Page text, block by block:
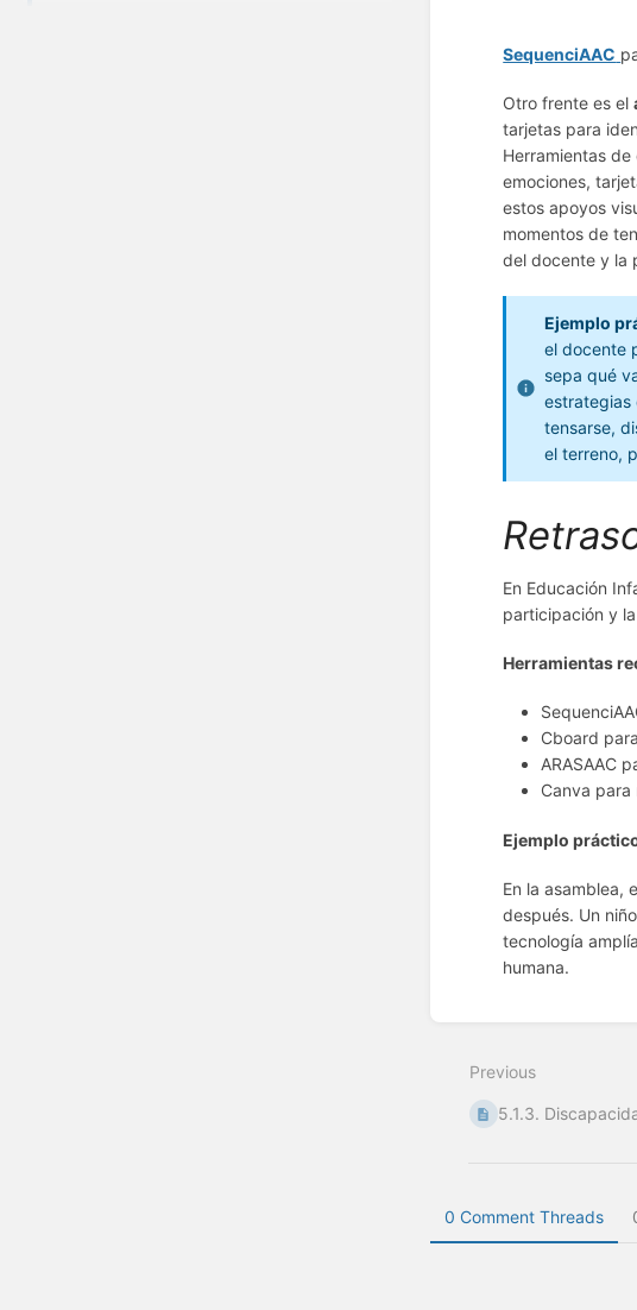
SequenciAAC
Otro frente es el
tarjetas para
Herramientas
emociones,
estos apoyos
momentos de
del docente y la
Ejemplo
el docente
sepa qué
estrategias
tensarse,
el terreno,
En Educación
participación y
Herramientas
Cboard
ARASAAC
Canva para
Ejemplo
En la asamblea,
después. Un
tecnología
humana.
mode
Previous
5.1.3.
0 Comment Threads